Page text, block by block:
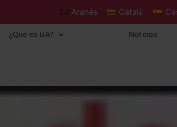
Aranés Català
¿Qué es UA? Noticias